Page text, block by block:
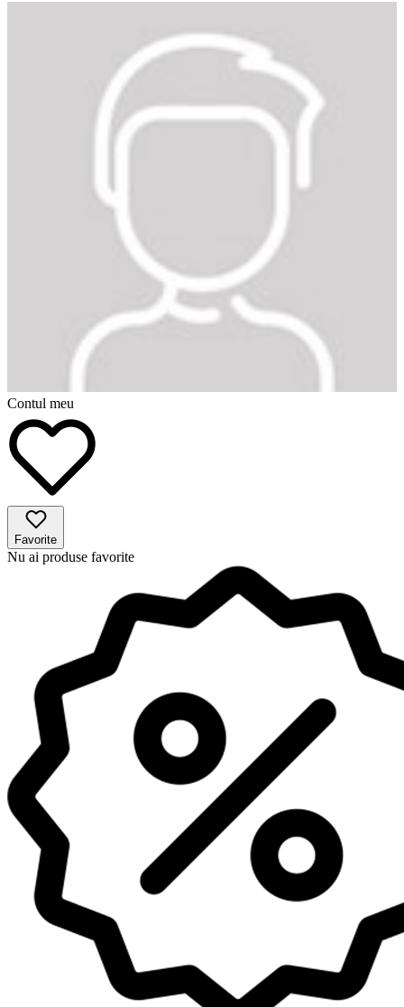
Contul meu
Favorite
Nu ai produse favorite